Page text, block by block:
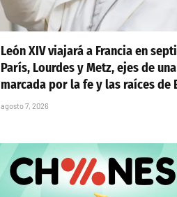
León XIV viajará a Francia en
París, Lourdes y Metz, ejes de
marcada por la fe y las raíces de
agosto 7, 2026